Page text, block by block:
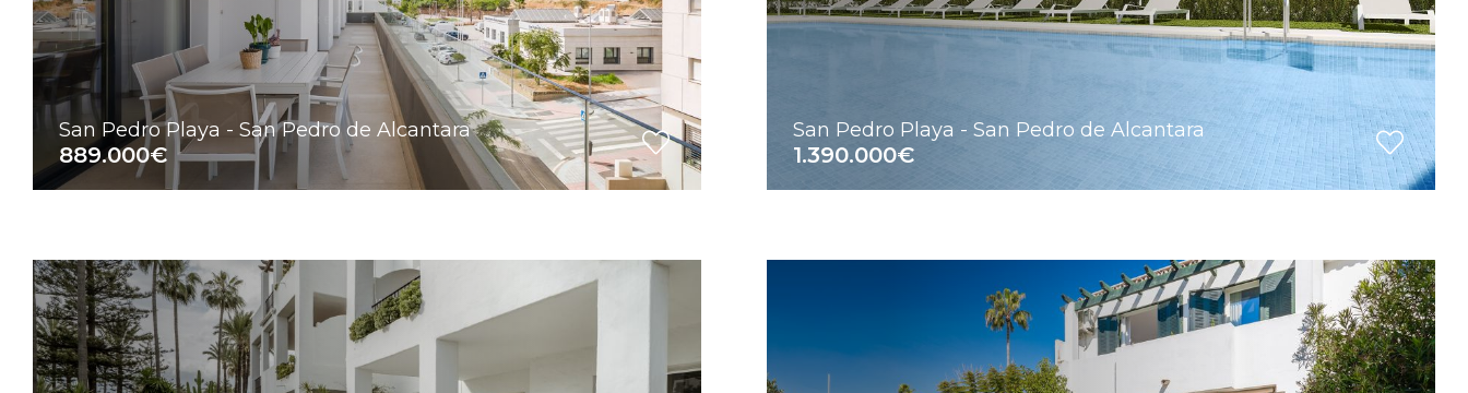
San Pedro Playa - San Pedro de Alcantara
889.000€
San Pedro Playa - San Pedro de Alcantara
1.390.000€